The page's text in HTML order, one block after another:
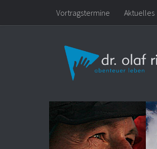
Zum Inhalt springen
Vortragstermine Aktuelles